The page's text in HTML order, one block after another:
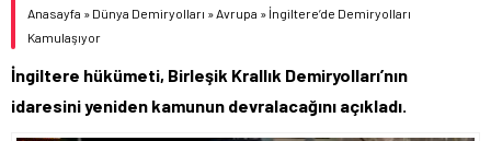
Anasayfa » Dünya Demiryolları »Avrupa » İngiltere’de Demiryolları
Kamulaşıyor
İngiltere hükümeti, Birleşik Krallık Demiryolları’nın
idaresini yeniden kamunun devralacağını açıkladı.